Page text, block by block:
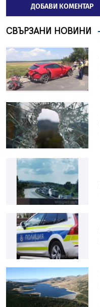
ДОБАВИ КОМЕНТАР
СВЪРЗАНИ НОВИНИ